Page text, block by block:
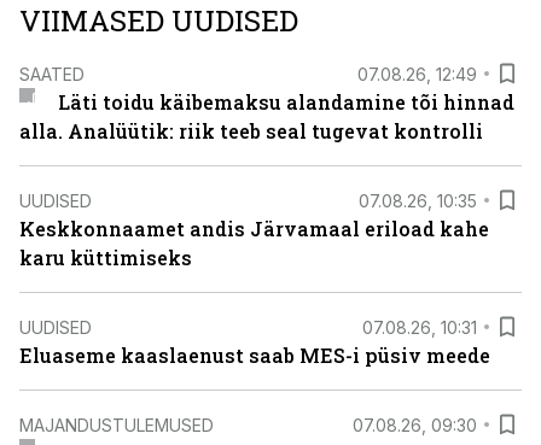
VIIMASED UUDISED
SAATED 07.08.26, 12:49
Läti toidu käibemaksu alandamine tõi hinnad
alla. Analüütik: riik teeb seal tugevat kontrolli
UUDISED 07.08.26, 10:35
Keskkonnaamet andis Järvamaal eriload kahe
karu küttimiseks
UUDISED 07.08.26, 10:31
Eluaseme kaaslaenust saab MES-i püsiv meede
MAJANDUSTULEMUSED 07.08.26, 09:30